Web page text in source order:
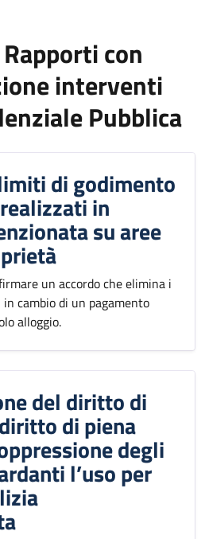
con
interventi
Pubblica
di godimento
in
su aree
un accordo che elimina i
in cambio di un pagamento
alloggio.
del diritto di
di piena
degli
l’uso per